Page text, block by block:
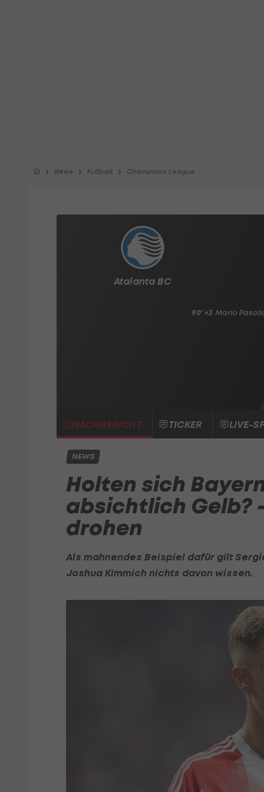
News Fußball Champions League
Atalanta BC
90' +3 Mario
NACHBERICHT TICKER LIVE-
NEWS
Holten sich
absichtlich Gelb?
drohen
Als mahnendes Beispiel dafür gilt
Joshua Kimmich nichts davon wissen.